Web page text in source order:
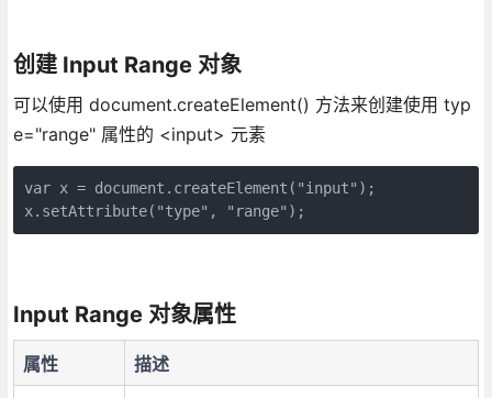
创建 Input Range 对象
可以使用 document.createElement() 方法来创建使用 typ
e="range" 属性的 <input> 元素
var x = document.createElement("input");
Input Range 对象属性
属性 描述